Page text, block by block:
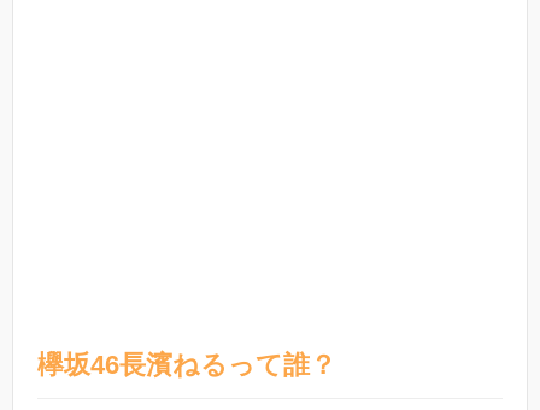
欅坂46長濱ねるって誰？